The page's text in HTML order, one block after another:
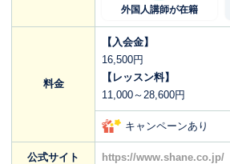
外国人講師が在籍
料金
【入会金】
16,500円
【レッスン料】
11,000～28,600円
キャンペーンあり
公式サイト https://www.shane.co.jp/